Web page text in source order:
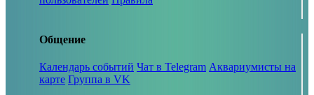
Общение
Календарь событий Чат в Telegram Аквариумисты на
карте Группа в VK